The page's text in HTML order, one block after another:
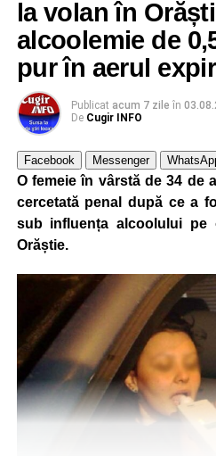
la volan în
alcoolemie de
pur în aerul
Publicat acum 7 zile în
De Cugir INFO
Facebook Messenger
O femeie în vârstă de 34 de
cercetată penal după ce a
sub influența alcoolului pe
Orăștie.